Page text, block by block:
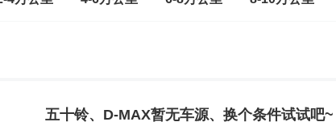
五十铃、D-MAX暂无车源、换个条件试试吧~